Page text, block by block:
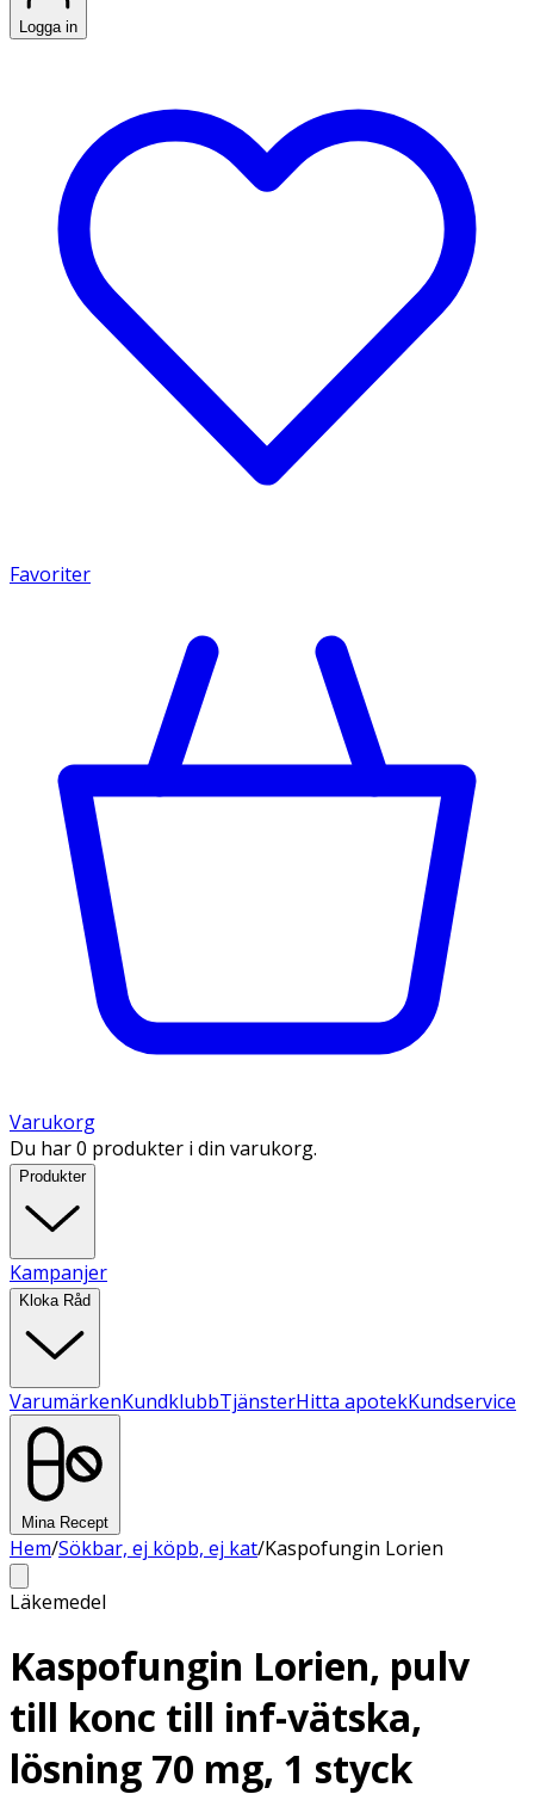
Logga in
Favoriter
Varukorg
Du har 0 produkter i din varukorg.
Produkter
Kampanjer
Kloka Råd
VarumärkenKundklubbTjänsterHitta apotekKundservice
Mina Recept
Hem/Sökbar, ej köpb, ej kat/Kaspofungin Lorien
Läkemedel
Kaspofungin Lorien, pulv
till konc till inf-vätska,
lösning 70 mg, 1 styck